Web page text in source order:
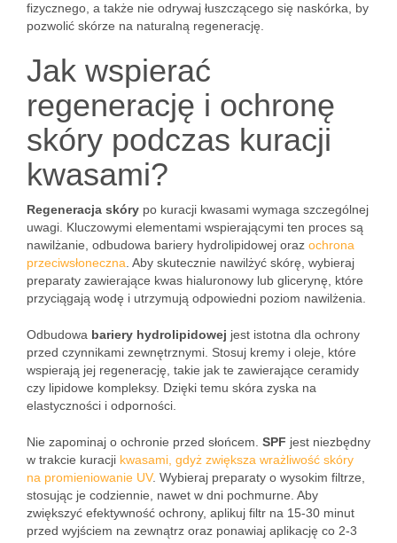
fizycznego, a także nie odrywaj łuszczącego się naskórka, by
pozwolić skórze na naturalną regenerację.
Jak wspierać
regenerację i ochronę
skóry podczas kuracji
kwasami?
Regeneracja skóry po kuracji kwasami wymaga szczególnej
uwagi. Kluczowymi elementami wspierającymi ten proces są
nawilżanie, odbudowa bariery hydrolipidowej oraz ochrona
przeciwsłoneczna . Aby skutecznie nawilżyć skórę, wybieraj
preparaty zawierające kwas hialuronowy lub glicerynę, które
przyciągają wodę i utrzymują odpowiedni poziom nawilżenia.
Odbudowa bariery hydrolipidowej jest istotna dla ochrony
przed czynnikami zewnętrznymi. Stosuj kremy i oleje, które
wspierają jej regenerację, takie jak te zawierające ceramidy
czy lipidowe kompleksy. Dzięki temu skóra zyska na
elastyczności i odporności.
Nie zapominaj o ochronie przed słońcem. SPF jest niezbędny
w trakcie kuracji kwasami, gdyż zwiększa wrażliwość skóry
na promieniowanie UV. Wybieraj preparaty o wysokim filtrze,
stosując je codziennie, nawet w dni pochmurne. Aby
zwiększyć efektywność ochrony, aplikuj filtr na 15-30 minut
przed wyjściem na zewnątrz oraz ponawiaj aplikację co 2-3